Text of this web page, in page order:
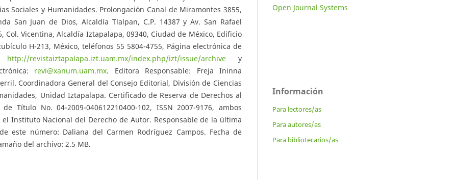
Sociales y Humanidades. Prolongación Canal de Miramontes 3855,
San Juan de Dios, Alcaldía Tlalpan, C.P. 14387 y Av. San Rafael
Col. Vicentina, Alcaldía Iztapalapa, 09340, Ciudad de México, Edificio
H-213, México, teléfonos 55 5804-4755, Página electrónica de
http://revistaiztapalapa.izt.uam.mx/index.php/izt/issue/archivey
revi@xanum.uam.mx. Editora Responsable: Freja Ininna
Coordinadora General del Consejo Editorial, División de Ciencias
Unidad Iztapalapa. Certificado de Reserva de Derechos al
de Título No. 04-2009-040612210400-102, ISSN 2007-9176, ambos
Instituto Nacional del Derecho de Autor. Responsable de la última
este número: Daliana del Carmen Rodríguez Campos. Fecha de
del archivo: 2.5 MB.
Open Journal Systems
Información
Para lectores/as
Para autores/as
Para bibliotecarios/as